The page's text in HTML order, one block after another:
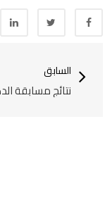
السابق
نتائج مسابقة